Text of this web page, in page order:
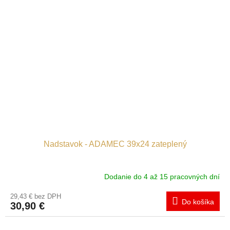
Nadstavok - ADAMEC 39x24 zateplený
Dodanie do 4 až 15 pracovných dní
29,43 € bez DPH
30,90 € Do košíka